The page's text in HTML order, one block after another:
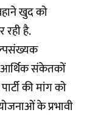
खुद को
है.
आर्थिक संकेतकों
की मांग को
के प्रभावी